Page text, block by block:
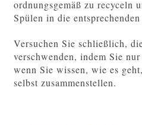
ordnungsgemäß zu recyceln
Spülen in die
Versuchen Sie schließlich,
verschwenden, indem Sie
wenn Sie wissen, wie es
selbst zusammenstellen.